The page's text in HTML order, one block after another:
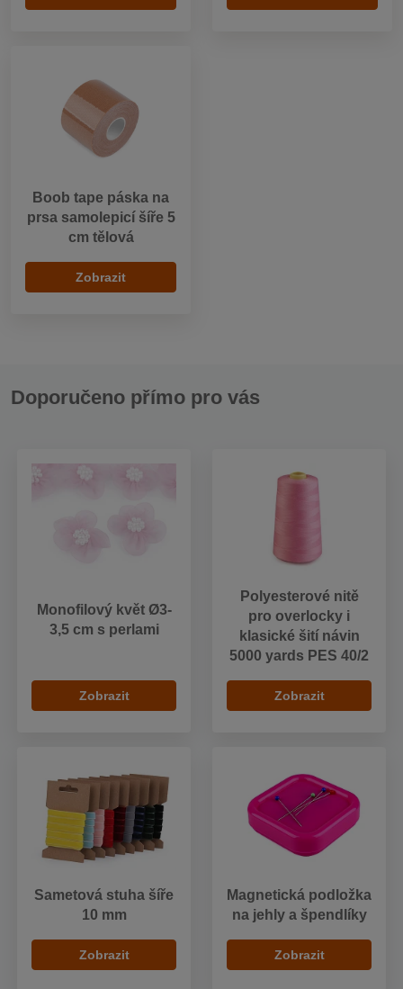
Boob tape páska na
prsa samolepicí šíře 5
cm tělová
Zobrazit
Doporučeno přímo pro vás
Monofilový květ Ø3-
3,5 cm s perlami
Zobrazit
Polyesterové nitě
pro overlocky i
klasické šití návin
5000 yards PES 40/2
Zobrazit
Sametová stuha šíře
10 mm
Zobrazit
Magnetická podložka
na jehly a špendlíky
Zobrazit